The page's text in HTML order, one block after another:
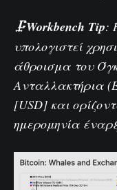
🗜️Workbench Tip:
υπολογιστεί
άθροισμα του
Ανταλλακτήρια
[USD] και
ημερομηνία